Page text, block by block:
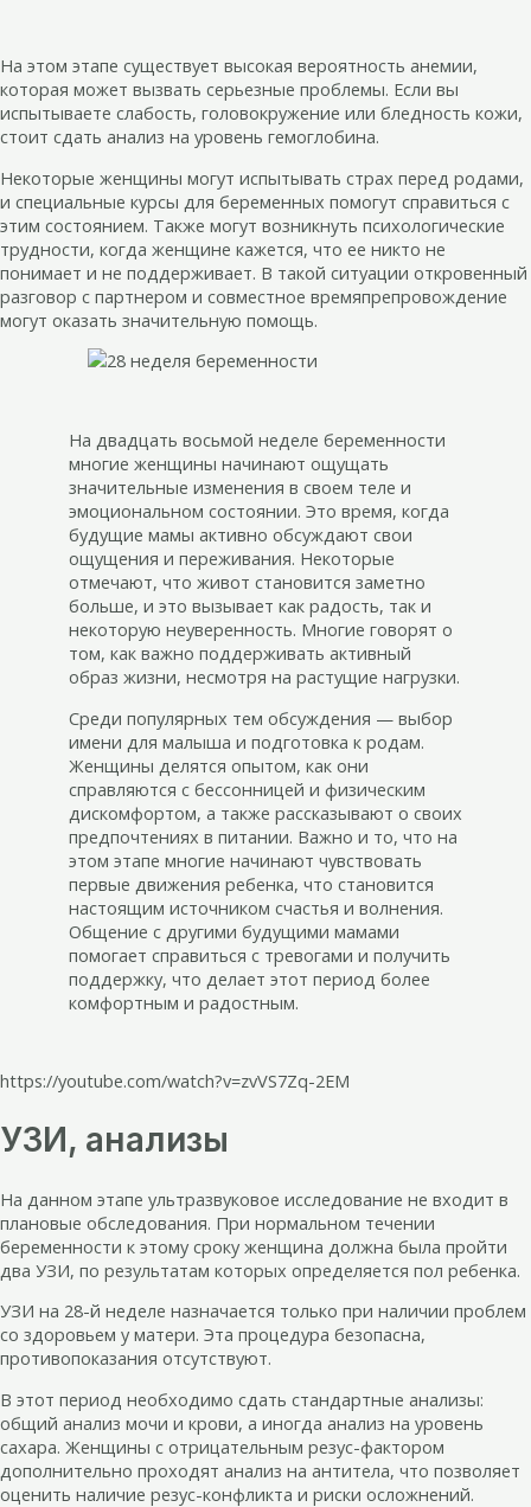
На этом этапе существует высокая вероятность анемии,
которая может вызвать серьезные проблемы. Если вы
испытываете слабость, головокружение или бледность кожи,
стоит сдать анализ на уровень гемоглобина.
Некоторые женщины могут испытывать страх перед родами,
и специальные курсы для беременных помогут справиться с
этим состоянием. Также могут возникнуть психологические
трудности, когда женщине кажется, что ее никто не
понимает и не поддерживает. В такой ситуации откровенный
разговор с партнером и совместное времяпрепровождение
могут оказать значительную помощь.
На двадцать восьмой неделе беременности
многие женщины начинают ощущать
значительные изменения в своем теле и
эмоциональном состоянии. Это время, когда
будущие мамы активно обсуждают свои
ощущения и переживания. Некоторые
отмечают, что живот становится заметно
больше, и это вызывает как радость, так и
некоторую неуверенность. Многие говорят о
том, как важно поддерживать активный
образ жизни, несмотря на растущие нагрузки.
Среди популярных тем обсуждения — выбор
имени для малыша и подготовка к родам.
Женщины делятся опытом, как они
справляются с бессонницей и физическим
дискомфортом, а также рассказывают о своих
предпочтениях в питании. Важно и то, что на
этом этапе многие начинают чувствовать
первые движения ребенка, что становится
настоящим источником счастья и волнения.
Общение с другими будущими мамами
помогает справиться с тревогами и получить
поддержку, что делает этот период более
комфортным и радостным.
https://youtube.com/watch?v=zvVS7Zq-2EM
УЗИ, анализы
На данном этапе ультразвуковое исследование не входит в
плановые обследования. При нормальном течении
беременности к этому сроку женщина должна была пройти
два УЗИ, по результатам которых определяется пол ребенка.
УЗИ на 28-й неделе назначается только при наличии проблем
со здоровьем у матери. Эта процедура безопасна,
противопоказания отсутствуют.
В этот период необходимо сдать стандартные анализы:
общий анализ мочи и крови, а иногда анализ на уровень
сахара. Женщины с отрицательным резус-фактором
дополнительно проходят анализ на антитела, что позволяет
оценить наличие резус-конфликта и риски осложнений.